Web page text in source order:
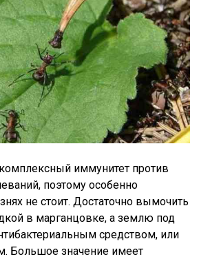
иммунитет против
поэтому особенно
не стоит. Достаточно вымочить
в марганцовке, а землю под
средством, или
Большое значение имеет